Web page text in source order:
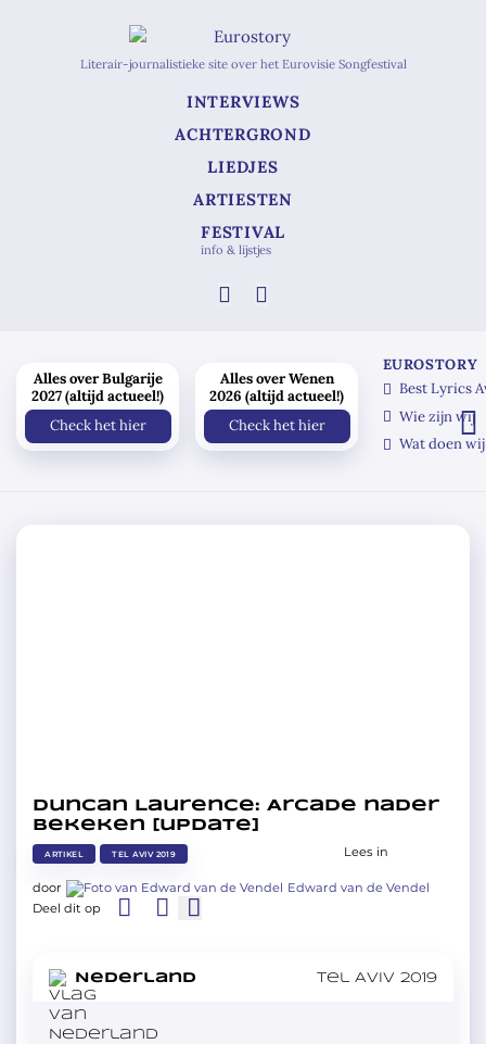
Literair-journalistieke site over het Eurovisie Songfestival
INTERVIEWS
ACHTERGROND
LIEDJES
ARTIESTEN
FESTIVAL
info & lijstjes
Duncan Laurence: Arcade nader
bekeken [update]
ARTIKEL TEL AVIV 2019 Lees in
door
Edward van de Vendel
Deel dit op
Nederland
in Tel Aviv 2019
Alles over Bulgarije
2027 (altijd actueel!)
Check het hier
Alles over Wenen
2026 (altijd actueel!)
Check het hier
EUROSTORY
Best Lyrics
Wie zijn wij
Wat doen wij